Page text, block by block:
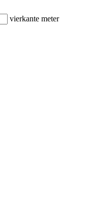
vierkante meter